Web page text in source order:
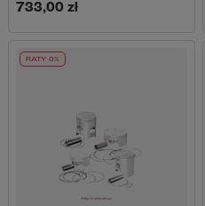
733,00 zł
RATY 0%